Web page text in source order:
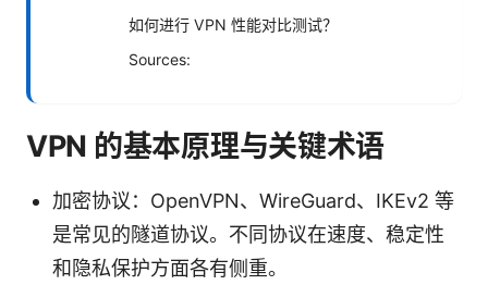
如何进行 VPN 性能对比测试？
Sources:
VPN 的基本原理与关键术语
加密协议：OpenVPN、WireGuard、IKEv2 等
是常见的隧道协议。不同协议在速度、稳定性
和隐私保护方面各有侧重。